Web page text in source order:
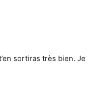
sortiras très bien. Je